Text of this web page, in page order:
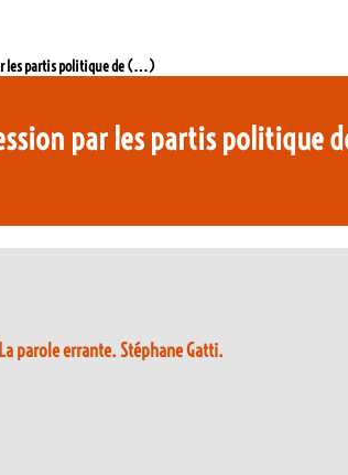
les partis politique de (…)
par les partis politique
parole errante. Stéphane Gatti.